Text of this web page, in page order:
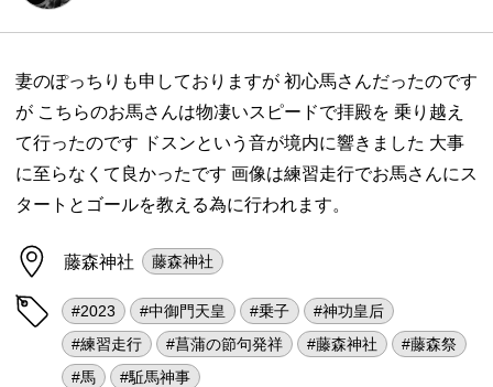
妻のぽっちりも申しておりますが 初心馬さんだったのです
が こちらのお馬さんは物凄いスピードで拝殿を 乗り越え
て行ったのです ドスンという音が境内に響きました 大事
に至らなくて良かったです 画像は練習走行でお馬さんにス
タートとゴールを教える為に行われます。
藤森神社 藤森神社
#2023 #中御門天皇 #乗子
#神功皇后
#練習走行
#菖蒲の節句発祥 #藤森神社
#藤森祭
#馬
#駈馬神事